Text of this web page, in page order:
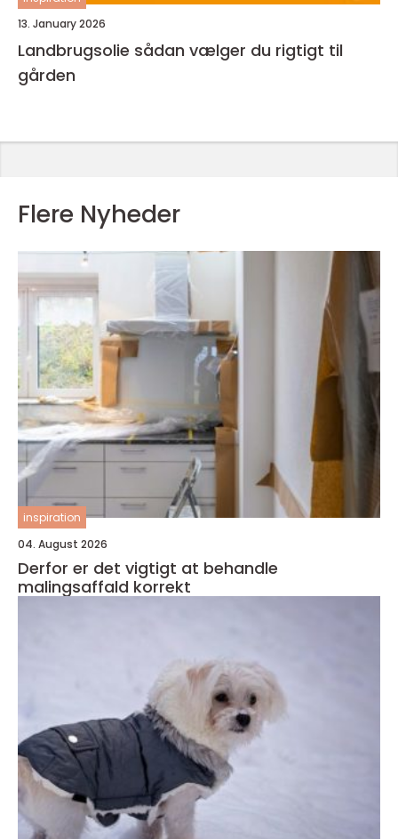
13. January 2026
Landbrugsolie sådan vælger du rigtigt til
gården
Flere Nyheder
inspiration
04. August 2026
Derfor er det vigtigt at behandle
malingsaffald korrekt